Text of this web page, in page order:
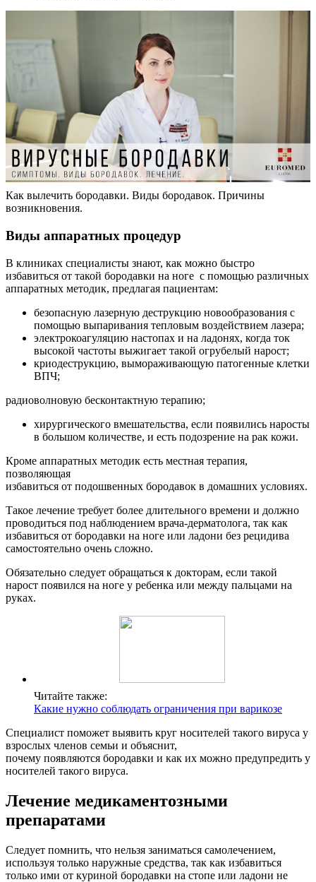
Как вылечить бородавки. Виды бородавок. Причины
возникновения.
Виды аппаратных процедур
В клиниках специалисты знают, как можно быстро
избавиться от такой бородавки на ноге с помощью различных
аппаратных методик, предлагая пациентам:
безопасную лазерную деструкцию новообразования с
помощью выпаривания тепловым воздействием лазера;
электрокоагуляцию настопах и на ладонях, когда ток
высокой частоты выжигает такой огрубелый нарост;
криодеструкцию, вымораживающую патогенные клетки
ВПЧ;
радиоволновую бесконтактную терапию;
хирургического вмешательства, если появились наросты
в большом количестве, и есть подозрение на рак кожи.
Кроме аппаратных методик есть местная терапия,
позволяющая
избавиться от подошвенных бородавок в домашних условиях.
Такое лечение требует более длительного времени и должно
проводиться под наблюдением врача-дерматолога, так как
избавиться от бородавки на ноге или ладони без рецидива
самостоятельно очень сложно.
Обязательно следует обращаться к докторам, если такой
нарост появился на ноге у ребенка или между пальцами на
руках.
Читайте также:
Какие нужно соблюдать ограничения при варикозе
Специалист поможет выявить круг носителей такого вируса у
взрослых членов семьи и объяснит,
почему появляются бородавки и как их можно предупредить у
носителей такого вируса.
Лечение медикаментозными
препаратами
Следует помнить, что нельзя заниматься самолечением,
используя только наружные средства, так как избавиться
только ими от куриной бородавки на стопе или ладони не